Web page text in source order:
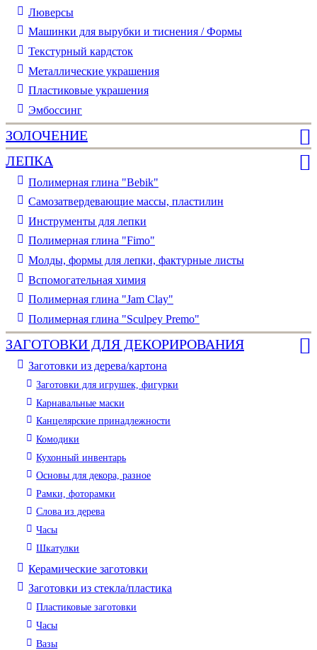
Люверсы
Машинки для вырубки и тиснения / Формы
Текстурный кардсток
Металлические украшения
Пластиковые украшения
Эмбоссинг
ЗОЛОЧЕНИЕ
ЛЕПКА
Полимерная глина "Bebik"
Самозатвердевающие массы, пластилин
Инструменты для лепки
Полимерная глина "Fimo"
Молды, формы для лепки, фактурные листы
Вспомогательная химия
Полимерная глина "Jam Clay"
Полимерная глина "Sculpey Premo"
ЗАГОТОВКИ ДЛЯ ДЕКОРИРОВАНИЯ
Заготовки из дерева/картона
Заготовки для игрушек, фигурки
Карнавальные маски
Канцелярские принадлежности
Комодики
Кухонный инвентарь
Основы для декора, разное
Рамки, фоторамки
Слова из дерева
Часы
Шкатулки
Керамические заготовки
Заготовки из стекла/пластика
Пластиковые заготовки
Часы
Вазы